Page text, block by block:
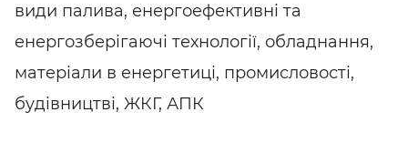
види палива, енергоефективні та
енергозберігаючі технології, обладнання,
матеріали в енергетиці, промисловості,
будівництві, ЖКГ, АПК